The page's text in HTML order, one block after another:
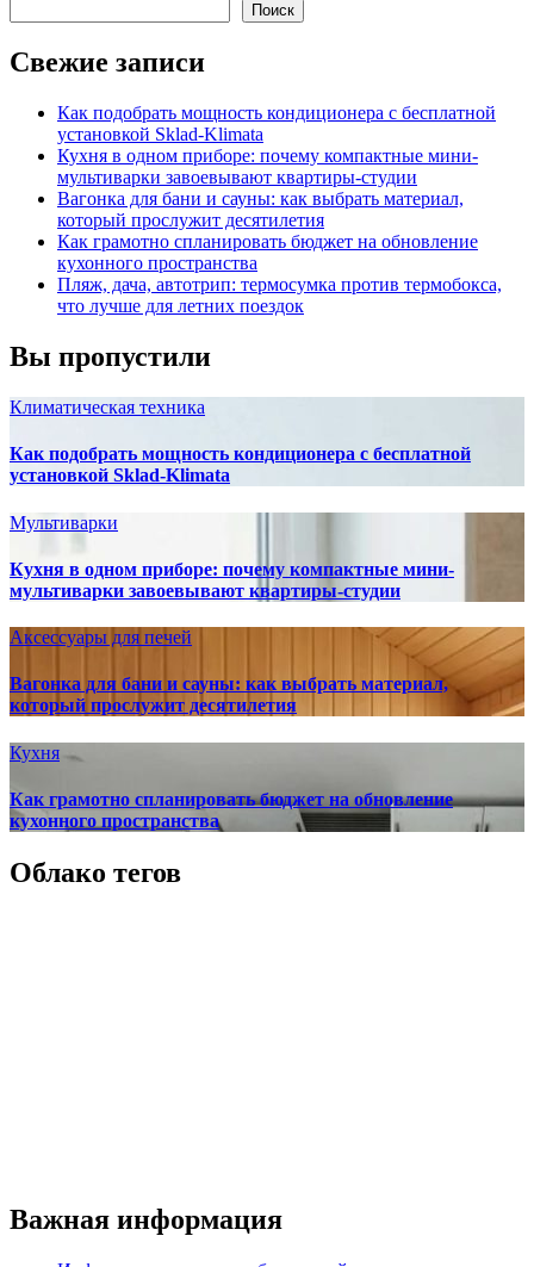
Поиск
Свежие записи
Как подобрать мощность кондиционера с бесплатной
установкой Sklad-Klimata
Кухня в одном приборе: почему компактные мини-
мультиварки завоевывают квартиры-студии
Вагонка для бани и сауны: как выбрать материал,
который прослужит десятилетия
Как грамотно спланировать бюджет на обновление
кухонного пространства
Пляж, дача, автотрип: термосумка против термобокса,
что лучше для летних поездок
Вы пропустили
Климатическая техника
Как подобрать мощность кондиционера с бесплатной
установкой Sklad-Klimata
Мультиварки
Кухня в одном приборе: почему компактные мини-
мультиварки завоевывают квартиры-студии
Аксессуары для печей
Вагонка для бани и сауны: как выбрать материал,
который прослужит десятилетия
Кухня
Как грамотно спланировать бюджет на обновление
кухонного пространства
Облако тегов
Важная информация